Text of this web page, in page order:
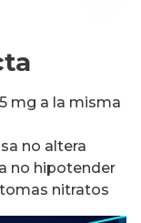
mg a la misma
no altera
no hipotender
nitratos